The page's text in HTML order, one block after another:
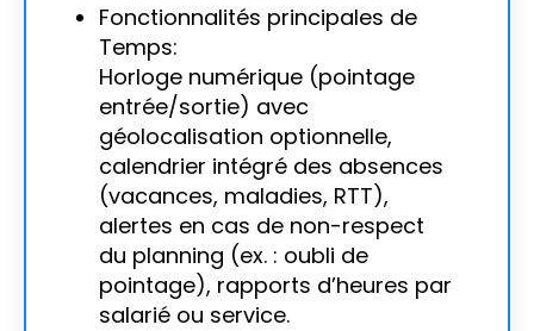
Fonctionnalités principales de
Temps:
Horloge numérique (pointage
entrée/sortie) avec
géolocalisation optionnelle,
calendrier intégré des absences
(vacances, maladies, RTT),
alertes en cas de non-respect
du planning (ex. : oubli de
pointage), rapports d’heures par
salarié ou service.